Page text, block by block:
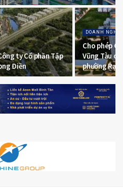
ty Cổ phần Tập
Điền
DOANH
Cho phép
Vũng Tàu
phường